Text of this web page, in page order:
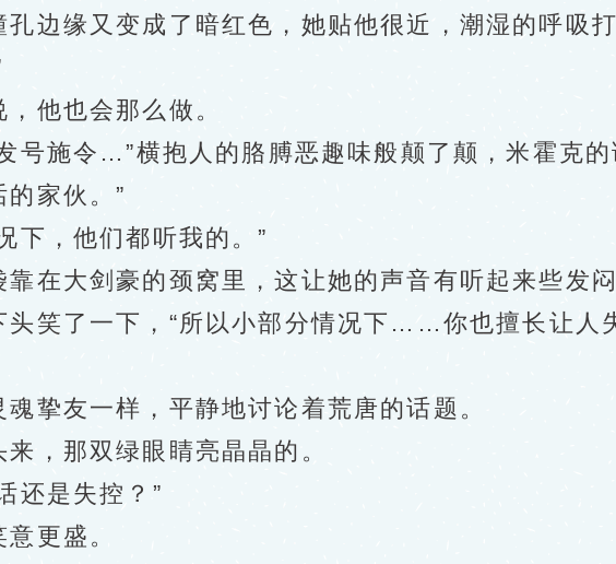
缘又变成了暗红色，她贴他很近，潮湿的呼吸打
他也会那么做。
施令…”横抱人的胳膊恶趣味般颠了颠，米霍克的
家伙。”
，他们都听我的。”
大剑豪的颈窝里，这让她的声音有听起来些发闷
了一下，“所以小部分情况下……你也擅长让人
友一样，平静地讨论着荒唐的话题。
那双绿眼睛亮晶晶的。
是失控？”
更盛。